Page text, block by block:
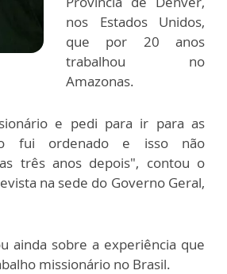
nos Estados Unidos,
que por 20 anos
trabalhou no
Amazonas.
e pedi para ir para as
fui ordenado e isso não
três anos depois", contou o
na sede do Governo Geral,
ainda sobre a experiência que
missionário no Brasil.